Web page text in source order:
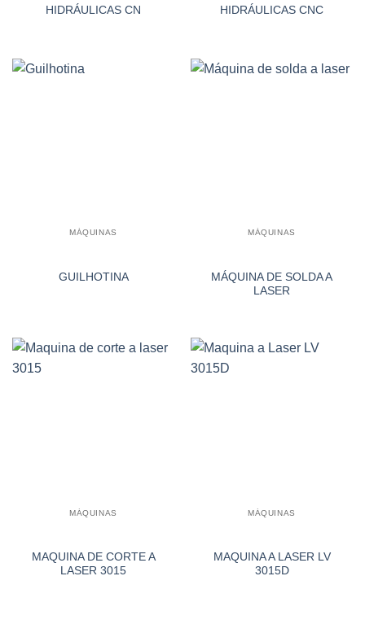
HIDRÁULICAS CN
HIDRÁULICAS CNC
MÁQUINAS
GUILHOTINA
MÁQUINAS
MÁQUINA DE SOLDA A
LASER
MÁQUINAS
MAQUINA DE CORTE A
LASER 3015
MÁQUINAS
MAQUINA A LASER LV
3015D